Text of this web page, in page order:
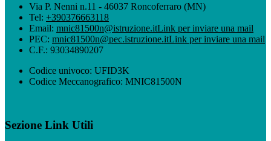
Via P. Nenni n.11 - 46037 Roncoferraro (MN)
Tel: +390376663118
Email: mnic81500n@istruzione.itLink per inviare una mail
PEC: mnic81500n@pec.istruzione.itLink per inviare una mail
C.F.: 93034890207
Codice univoco: UFID3K
Codice Meccanografico: MNIC81500N
Sezione Link Utili